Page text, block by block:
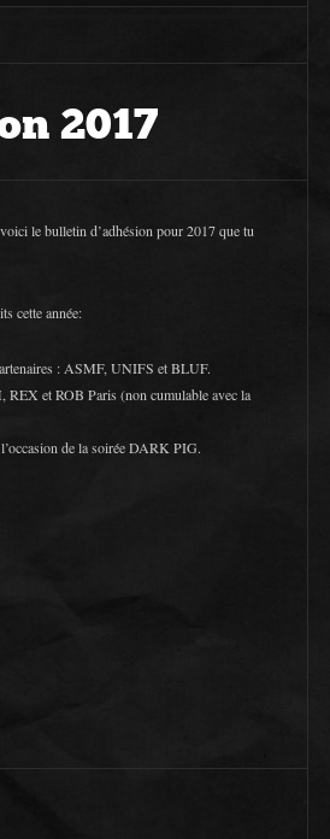
2017
le bulletin d’adhésion pour 2017 que tu
cette année:
: ASMF, UNIFS et BLUF.
REX et ROB Paris (non cumulable avec la
de la soirée DARK PIG.